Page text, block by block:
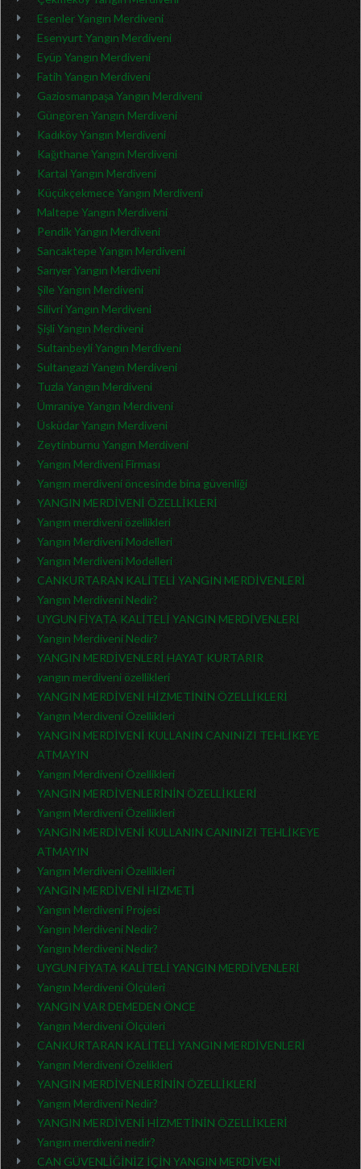
Esenler Yangın Merdiveni
Esenyurt Yangın Merdiveni
Eyüp Yangın Merdiveni
Fatih Yangın Merdiveni
Gaziosmanpaşa Yangın Merdiveni
Güngören Yangın Merdiveni
Kadıköy Yangın Merdiveni
Kağıthane Yangın Merdiveni
Kartal Yangın Merdiveni
Küçükçekmece Yangın Merdiveni
Maltepe Yangın Merdiveni
Pendik Yangın Merdiveni
Sancaktepe Yangın Merdiveni
Sarıyer Yangın Merdiveni
Şile Yangın Merdiveni
Silivri Yangın Merdiveni
Şişli Yangın Merdiveni
Sultanbeyli Yangın Merdiveni
Sultangazi Yangın Merdiveni
Tuzla Yangın Merdiveni
Ümraniye Yangın Merdiveni
Üsküdar Yangın Merdiveni
Zeytinburnu Yangın Merdiveni
Yangın Merdiveni Firması
Yangın merdiveni öncesinde bina güvenliği
YANGIN MERDİVENİ ÖZELLİKLERİ
Yangın merdiveni özellikleri
Yangın Merdiveni Modelleri
Yangın Merdiveni Modelleri
CANKURTARAN KALİTELİ YANGIN MERDİVENLERİ
Yangın Merdiveni Nedir?
UYGUN FİYATA KALİTELİ YANGIN MERDİVENLERİ
Yangın Merdiveni Nedir?
YANGIN MERDİVENLERİ HAYAT KURTARIR
yangın merdiveni özellikleri
YANGIN MERDİVENİ HİZMETİNİN ÖZELLİKLERİ
Yangın Merdiveni Özellikleri
YANGIN MERDİVENİ KULLANIN CANINIZI TEHLİKEYE
ATMAYIN
Yangın Merdiveni Özellikleri
YANGIN MERDİVENLERİNİN ÖZELLİKLERİ
Yangın Merdiveni Özellikleri
YANGIN MERDİVENİ KULLANIN CANINIZI TEHLİKEYE
ATMAYIN
Yangın Merdiveni Özellikleri
YANGIN MERDİVENİ HİZMETİ
Yangın Merdiveni Projesi
Yangın Merdiveni Nedir?
Yangın Merdiveni Nedir?
UYGUN FİYATA KALİTELİ YANGIN MERDİVENLERİ
Yangın Merdiveni Ölçüleri
YANGIN VAR DEMEDEN ÖNCE
Yangın Merdiveni Ölçüleri
CANKURTARAN KALİTELİ YANGIN MERDİVENLERİ
Yangın Merdiveni Özelikleri
YANGIN MERDİVENLERİNİN ÖZELLİKLERİ
Yangın Merdiveni Nedir?
YANGIN MERDİVENİ HİZMETİNİN ÖZELLİKLERİ
Yangın merdiveni nedir?
CAN GÜVENLİĞİNİZ İÇİN YANGIN MERDİVENİ